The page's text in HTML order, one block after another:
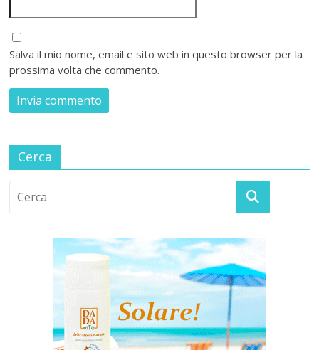
Salva il mio nome, email e sito web in questo browser per la
prossima volta che commento.
Cerca